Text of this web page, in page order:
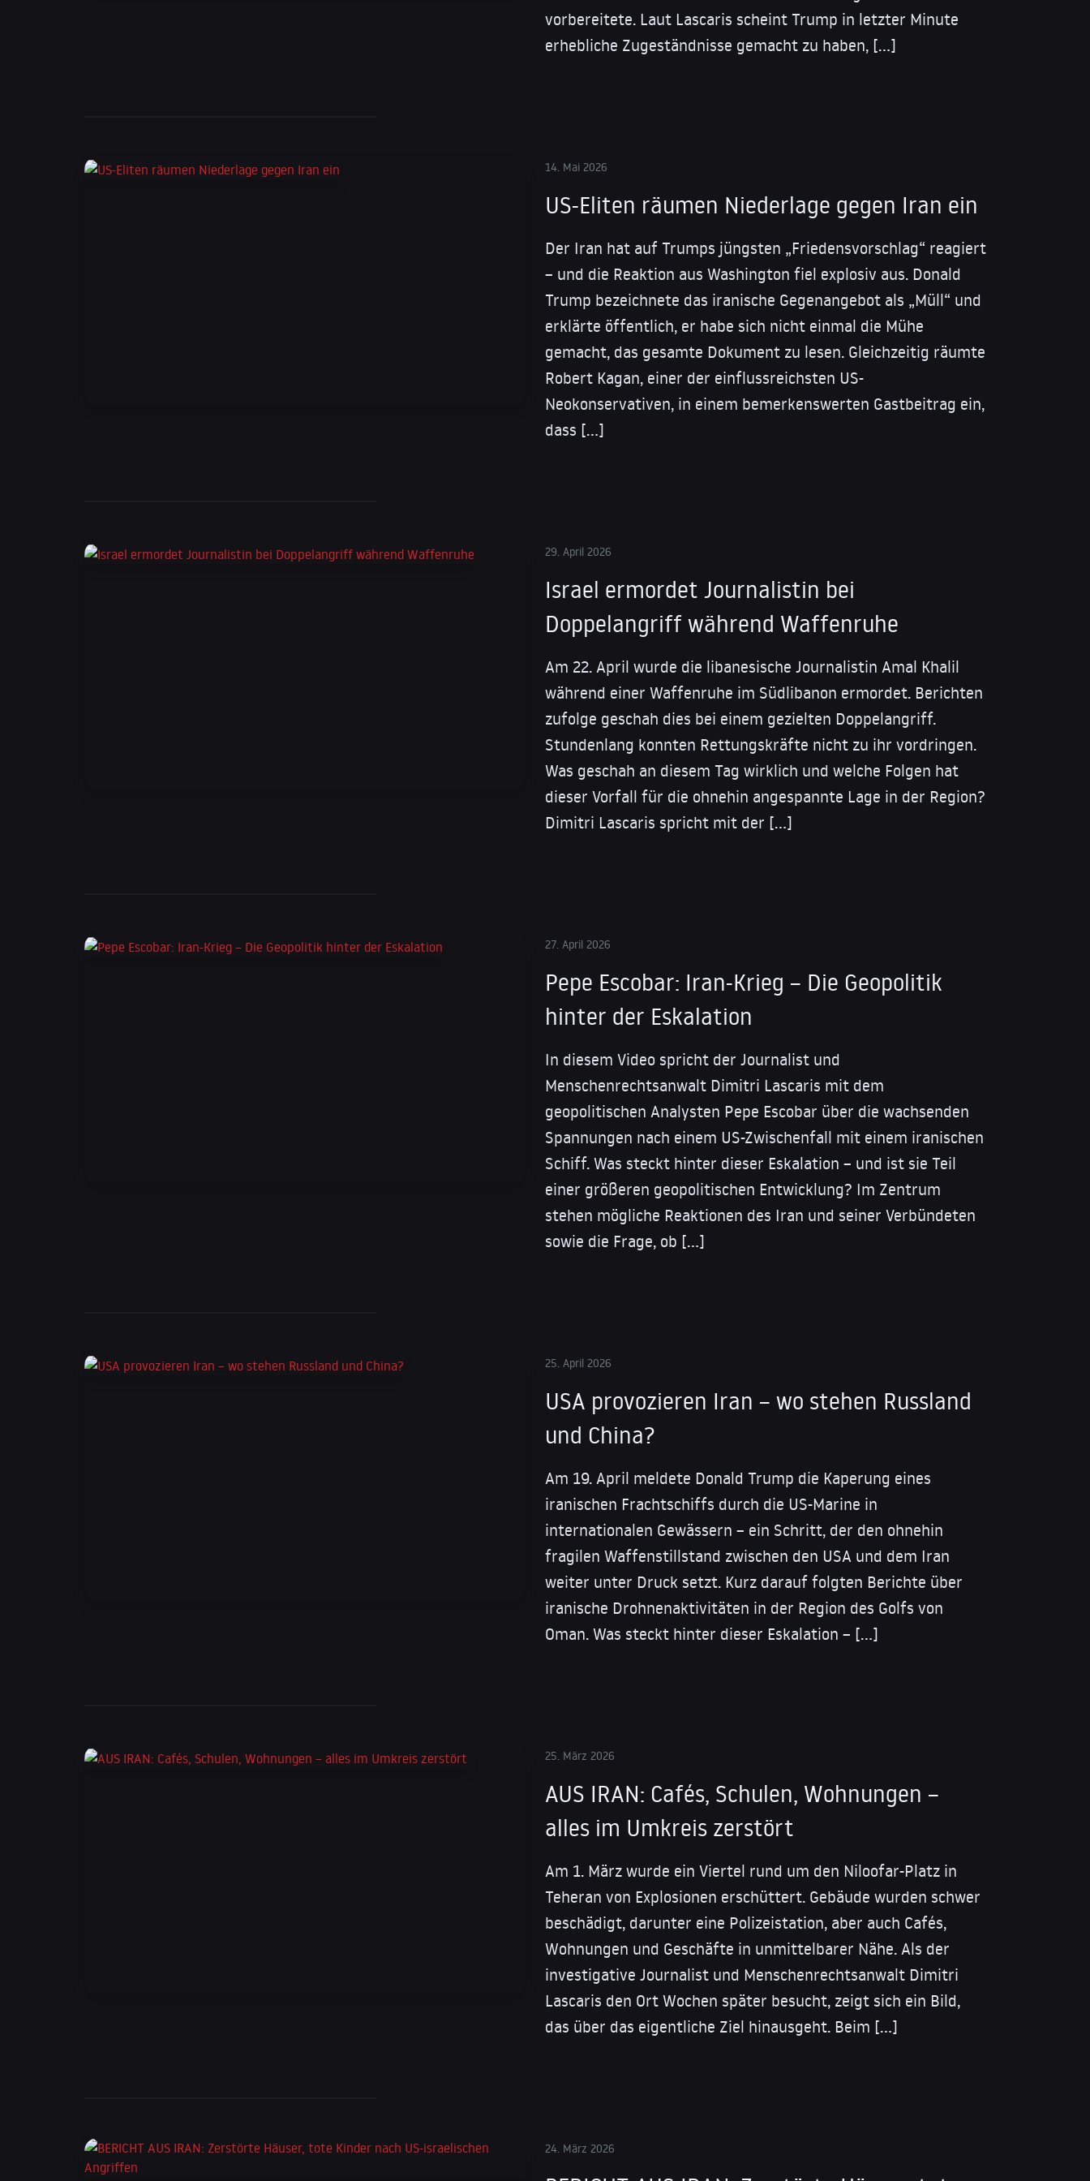
vorbereitete. Laut Lascaris scheint Trump in letzter Minute
erhebliche Zugeständnisse gemacht zu haben, […]
14. Mai 2026
US-Eliten räumen Niederlage gegen Iran ein
Der Iran hat auf Trumps jüngsten „Friedensvorschlag“ reagiert
– und die Reaktion aus Washington fiel explosiv aus. Donald
Trump bezeichnete das iranische Gegenangebot als „Müll“ und
erklärte öffentlich, er habe sich nicht einmal die Mühe
gemacht, das gesamte Dokument zu lesen. Gleichzeitig räumte
Robert Kagan, einer der einflussreichsten US-
Neokonservativen, in einem bemerkenswerten Gastbeitrag ein,
dass […]
29. April 2026
Israel ermordet Journalistin bei
Doppelangriff während Waffenruhe
Am 22. April wurde die libanesische Journalistin Amal Khalil
während einer Waffenruhe im Südlibanon ermordet. Berichten
zufolge geschah dies bei einem gezielten Doppelangriff.
Stundenlang konnten Rettungskräfte nicht zu ihr vordringen.
Was geschah an diesem Tag wirklich und welche Folgen hat
dieser Vorfall für die ohnehin angespannte Lage in der Region?
Dimitri Lascaris spricht mit der […]
27. April 2026
Pepe Escobar: Iran-Krieg – Die Geopolitik
hinter der Eskalation
In diesem Video spricht der Journalist und
Menschenrechtsanwalt Dimitri Lascaris mit dem
geopolitischen Analysten Pepe Escobar über die wachsenden
Spannungen nach einem US-Zwischenfall mit einem iranischen
Schiff. Was steckt hinter dieser Eskalation – und ist sie Teil
einer größeren geopolitischen Entwicklung? Im Zentrum
stehen mögliche Reaktionen des Iran und seiner Verbündeten
sowie die Frage, ob […]
25. April 2026
USA provozieren Iran – wo stehen Russland
und China?
Am 19. April meldete Donald Trump die Kaperung eines
iranischen Frachtschiffs durch die US-Marine in
internationalen Gewässern – ein Schritt, der den ohnehin
fragilen Waffenstillstand zwischen den USA und dem Iran
weiter unter Druck setzt. Kurz darauf folgten Berichte über
iranische Drohnenaktivitäten in der Region des Golfs von
Oman. Was steckt hinter dieser Eskalation – […]
25. März 2026
AUS IRAN: Cafés, Schulen, Wohnungen –
alles im Umkreis zerstört
Am 1. März wurde ein Viertel rund um den Niloofar-Platz in
Teheran von Explosionen erschüttert. Gebäude wurden schwer
beschädigt, darunter eine Polizeistation, aber auch Cafés,
Wohnungen und Geschäfte in unmittelbarer Nähe. Als der
investigative Journalist und Menschenrechtsanwalt Dimitri
Lascaris den Ort Wochen später besucht, zeigt sich ein Bild,
das über das eigentliche Ziel hinausgeht. Beim […]
24. März 2026